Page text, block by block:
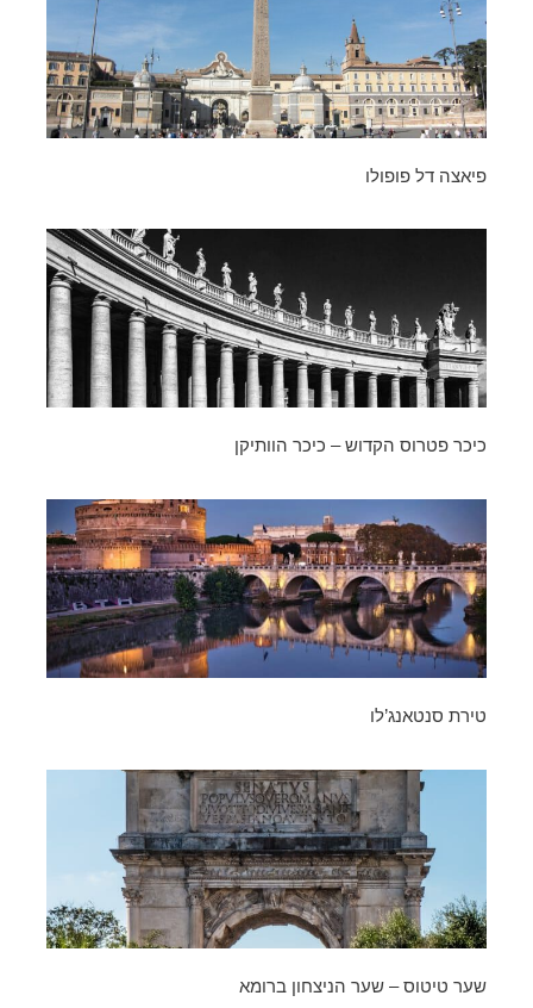
פיאצה דל פופולו
כיכר פטרוס הקדוש – כיכר הוותיקן
טירת סנטאנג’לו
שער טיטוס – שער הניצחון ברומא